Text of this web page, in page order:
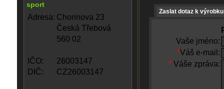
sport
Adresa: Chorinova 23
Česká Třebová
560 02
IČO:
26003147
DIČ:
CZ26003147
Zaslat dotaz k výrobku
Vaše jméno:
*Váš e-mail:
* Váše zpráva: